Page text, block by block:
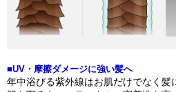
■UV・摩擦ダメージに強い髪へ
年中浴びる紫外線はお肌だけでなく髪